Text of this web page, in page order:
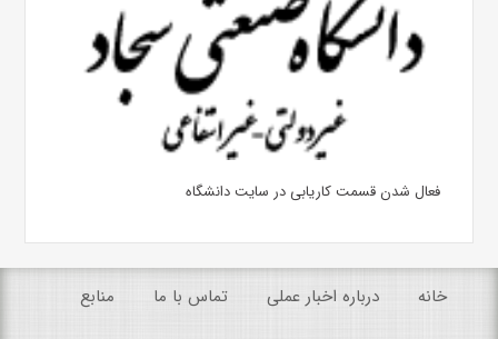
فعال شدن قسمت کاریابی در سایت دانشگاه
خانه درباره اخبار عملی تماس با ما منابع